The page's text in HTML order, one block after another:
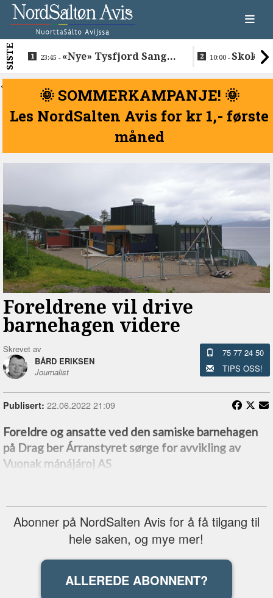
SISTE 23:45 - «Nye» Tysfjord Sang &
trommis
10:00 -
<
🌞 SOMMERKAMPANJE! 🌞
Les NordSalten Avis for kr 1,- første
måned
Foreldrene vil drive
barnehagen videre
Skrevet av
BÅRD ERIKSEN
Journalist
75 77 24 50
TIPS OSS!
Publisert: 22.06.2022 21:09
Foreldre og ansatte ved den samiske barnehagen
på Drag ber Árranstyret sørge for avvikling av
Vuonak mánájároj AS
Abonner på NordSalten Avis for å få tilgang til
hele saken, og mye mer!
ALLEREDE ABONNENT?